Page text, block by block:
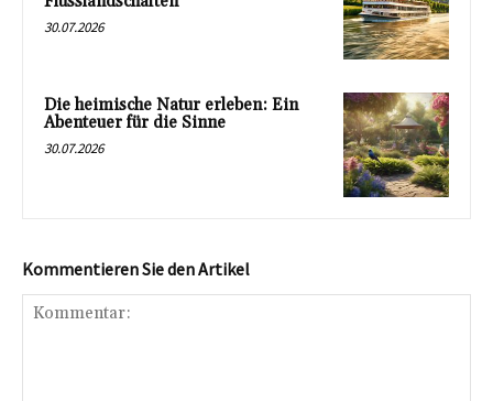
30.07.2026
Die heimische Natur erleben: Ein
Abenteuer für die Sinne
30.07.2026
Kommentieren Sie den Artikel